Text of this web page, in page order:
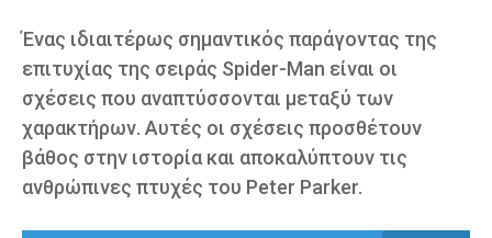
Ένας ιδιαιτέρως σημαντικός παράγοντας της
επιτυχίας της σειράς Spider-Man είναι οι
σχέσεις που αναπτύσσονται μεταξύ των
χαρακτήρων. Αυτές οι σχέσεις προσθέτουν
βάθος στην ιστορία και αποκαλύπτουν τις
ανθρώπινες πτυχές του Peter Parker.